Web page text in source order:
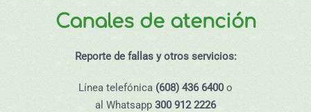
Canales de atención
Reporte de fallas y otros servicios:
Línea telefónica (608) 436 6400o
al Whatsapp 300 912 2226